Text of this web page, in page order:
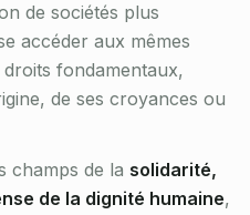
de sociétés plus
accéder aux mêmes
fondamentaux,
de ses croyances ou
champs de la solidarité,
de la dignité humaine,